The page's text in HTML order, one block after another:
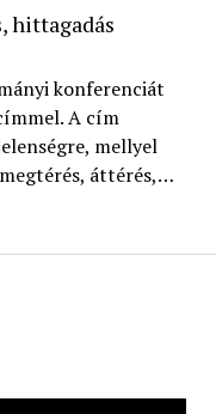
hittagadás
konferenciát
A cím
mellyel
áttérés,…